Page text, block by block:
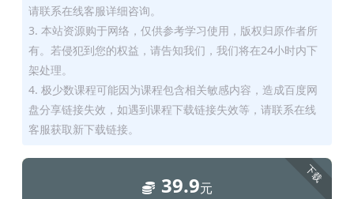
请联系在线客服详细咨询。
3. 本站资源购于网络，仅供参考学习使用，版权归原作者所
有。若侵犯到您的权益，请告知我们，我们将在24小时内下
架处理。
4. 极少数课程可能因为课程包含相关敏感内容，造成百度网
盘分享链接失效，如遇到课程下载链接失效等，请联系在线
客服获取新下载链接。
下载
39.9元